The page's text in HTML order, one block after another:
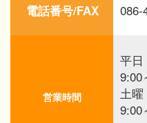
電話番号/FAX 086-
営業時間
平日
9:00
土曜
9:00